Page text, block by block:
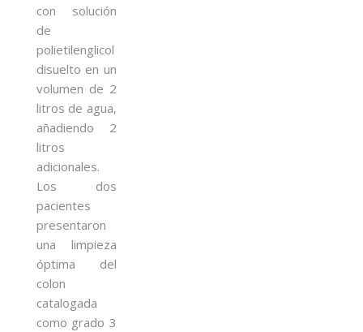
con solución
de
polietilenglicol
disuelto en un
volumen de 2
litros de agua,
añadiendo 2
litros
adicionales.
Los dos
pacientes
presentaron
una limpieza
óptima del
colon
catalogada
como grado 3